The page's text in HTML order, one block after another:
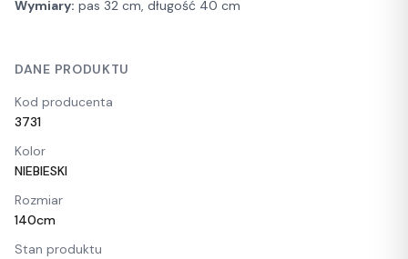
Wymiary: pas 32 cm, długość 40 cm
DANE PRODUKTU
Kod producenta
3731
Kolor
NIEBIESKI
Rozmiar
140cm
Stan produktu